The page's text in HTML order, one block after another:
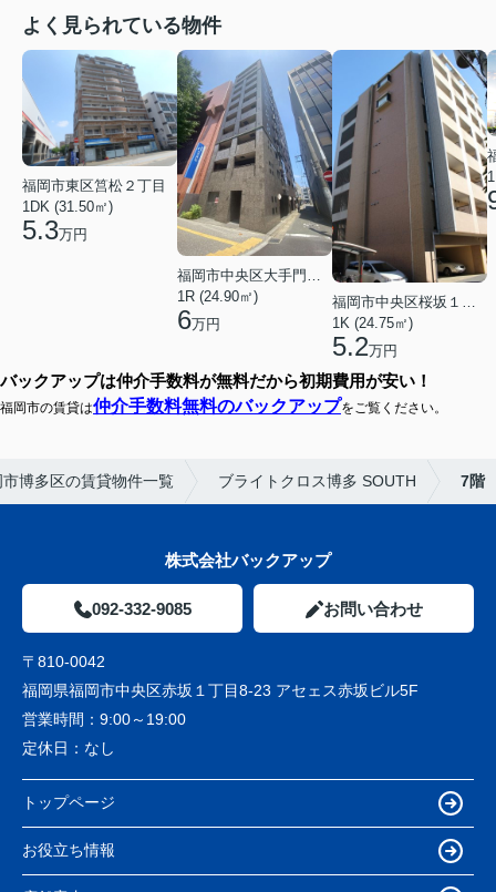
よく見られている物件
福岡市東区筥松２丁目
1DK (31.50㎡)
5.3万円
福岡市中央区大手門３丁目
1R (24.90㎡)
6万円
1K (24.75㎡)
5.2万円
バックアップは仲介手数料が無料だから初期費用が安い！
福岡市の賃貸は仲介手数料無料のバックアップをご覧ください。
市博多区の賃貸物件一覧 ブライトクロス博多 SOUTH 7階
株式会社バックアップ
092-332-9085 お問い合わせ
〒810-0042
福岡県福岡市中央区赤坂１丁目8-23 アセェス赤坂ビル5F
営業時間： 9:00～19:00
定休日： なし
トップページ
お役立ち情報